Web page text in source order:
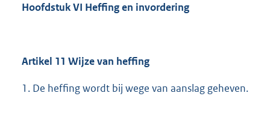
Hoofdstuk VI Heffing en invordering
Artikel 11 Wijze van heffing
1. De heffing wordt bij wege van aanslag geheven.